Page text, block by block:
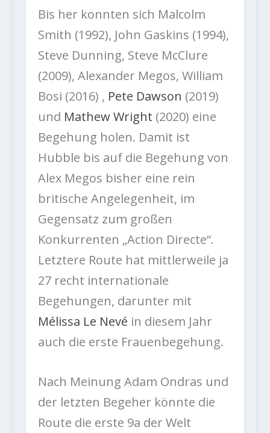
Bis her konnten sich Malcolm
Smith (1992), John Gaskins (1994),
Steve Dunning, Steve McClure
(2009), Alexander Megos, William
Bosi (2016) , Pete Dawson (2019)
und Mathew Wright (2020) eine
Begehung holen. Damit ist
Hubble bis auf die Begehung von
Alex Megos bisher eine rein
britische Angelegenheit, im
Gegensatz zum großen
Konkurrenten „Action Directe“.
Letztere Route hat mittlerweile ja
27 recht internationale
Begehungen, darunter mit
Mélissa Le Nevé in diesem Jahr
auch die erste Frauenbegehung.
Nach Meinung Adam Ondras und
der letzten Begeher könnte die
Route die erste 9a der Welt